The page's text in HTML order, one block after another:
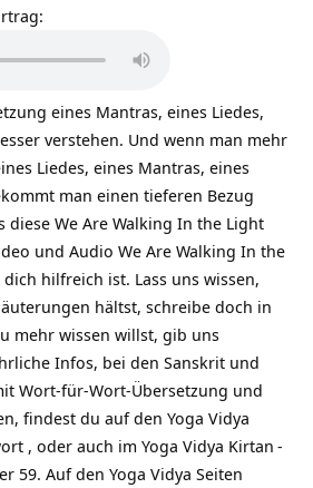
eines Mantras, eines Liedes,
verstehen. Und wenn man mehr
Liedes, eines Mantras, eines
man einen tieferen Bezug
diese We Are Walking In the Light
und Audio We Are Walking In the
hilfreich ist. Lass uns wissen,
hältst, schreibe doch in
mehr wissen willst, gib uns
Infos, bei den Sanskrit und
Wort-für-Wort-Übersetzung und
findest du auf den Yoga Vidya
, oder auch im Yoga Vidya Kirtan -
59. Auf den Yoga Vidya Seiten